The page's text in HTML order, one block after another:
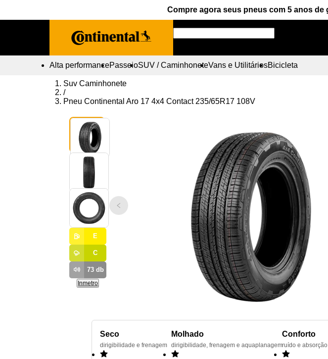
Compre agora seus pneus com 5 anos de
Alta performancePasseioSUV / CaminhoneteVans e UtilitáriosBicicleta
Suv Caminhonete
/
Pneu Continental Aro 17 4x4 Contact 235/65R17 108V
E
C
73db
Inmetro
Seco
dirigibilidade e frenagem
Molhado
dirigibilidade, frenagem e aquaplanagem
Conforto
ruído e